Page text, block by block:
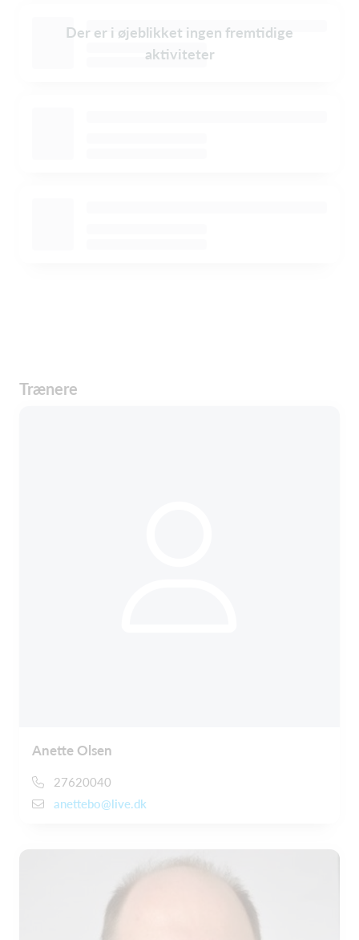
Der er i øjeblikket ingen fremtidige
aktiviteter
Trænere
Anette Olsen
27620040
anettebo@live.dk